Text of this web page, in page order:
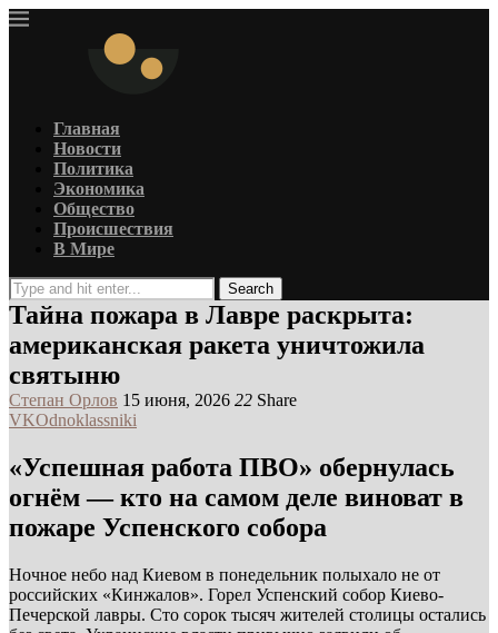
Главная
Новости
Политика
Экономика
Общество
Происшествия
В Мире
Search
Тайна пожара в Лавре раскрыта:
американская ракета уничтожила
святыню
Степан Орлов 15 июня, 2026 22 Share
VKOdnoklassniki
«Успешная работа ПВО» обернулась
огнём — кто на самом деле виноват в
пожаре Успенского собора
Ночное небо над Киевом в понедельник полыхало не от
российских «Кинжалов». Горел Успенский собор Киево-
Печерской лавры. Сто сорок тысяч жителей столицы остались